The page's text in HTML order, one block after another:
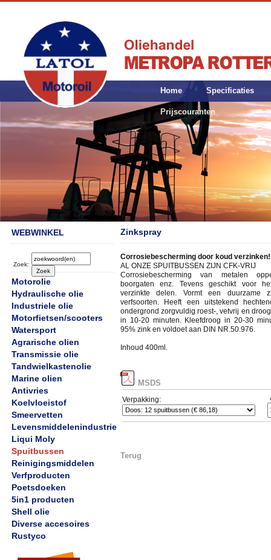
Home Specificaties
Prijscouranten
WEBWINKEL
Zoek:
Motorolie
Hydraulische olie
Industriele olie
Motorfietsen/scooters
Watersport
Agrarische olien
Transmissie olie
Tandwielkastenolie
Marine olien
Antivries
Koelvloeistof
Smeervetten
Levensmiddelenindustrie
Liqui Moly
Spuitbussen
Reinigingsmiddelen
Verfproducten
Poetsdoeken
5in1 producten
Shell olie
Diverse accesoires
Rustyco
Zinkspray
Corrosiebescherming door koud verzinken!
AL ONZE SPUITBUSSEN ZIJN CFK-VRIJ
Corrosiebescherming van metalen
boorgaten enz. Tevens geschikt voor
verzinkte delen. Vormt een duurzame
verfsoorten. Heeft een uitstekend
ondergrond zorgvuldig roest-, vetvrij en
in 10-20 minuten. Kleefdroog in 20-30
95% zink en voldoet aan DIN NR.50.976.
Inhoud 400ml.
MSDS
Verpakking:
Terug